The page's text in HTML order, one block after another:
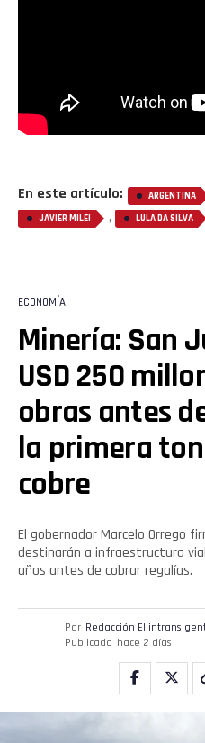
En este artículo: ARGENTINA
JAVIER MILEI , LULA DA SILVA
ECONOMÍA
Minería: San
USD 250
obras antes
la primera
cobre
El gobernador Marcelo Orrego
destinarán a infraestructura
años antes de cobrar regalías.
Por Redacción El
Publicado hace 2 días